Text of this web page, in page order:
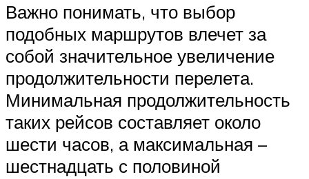
Важно понимать, что выбор
подобных маршрутов влечет за
собой значительное увеличение
продолжительности перелета.
Минимальная продолжительность
таких рейсов составляет около
шести часов, а максимальная –
шестнадцать с половиной